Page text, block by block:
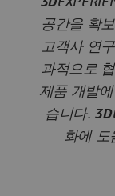
공간을 확
고객사 연
과적으로
제품 개발에
습니다. 3D
화에 도